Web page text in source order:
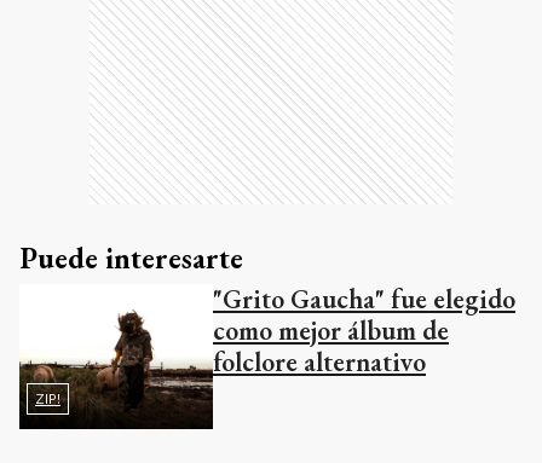
Puede interesarte
ZIP!
"Grito Gaucha" fue elegido
como mejor álbum de
folclore alternativo